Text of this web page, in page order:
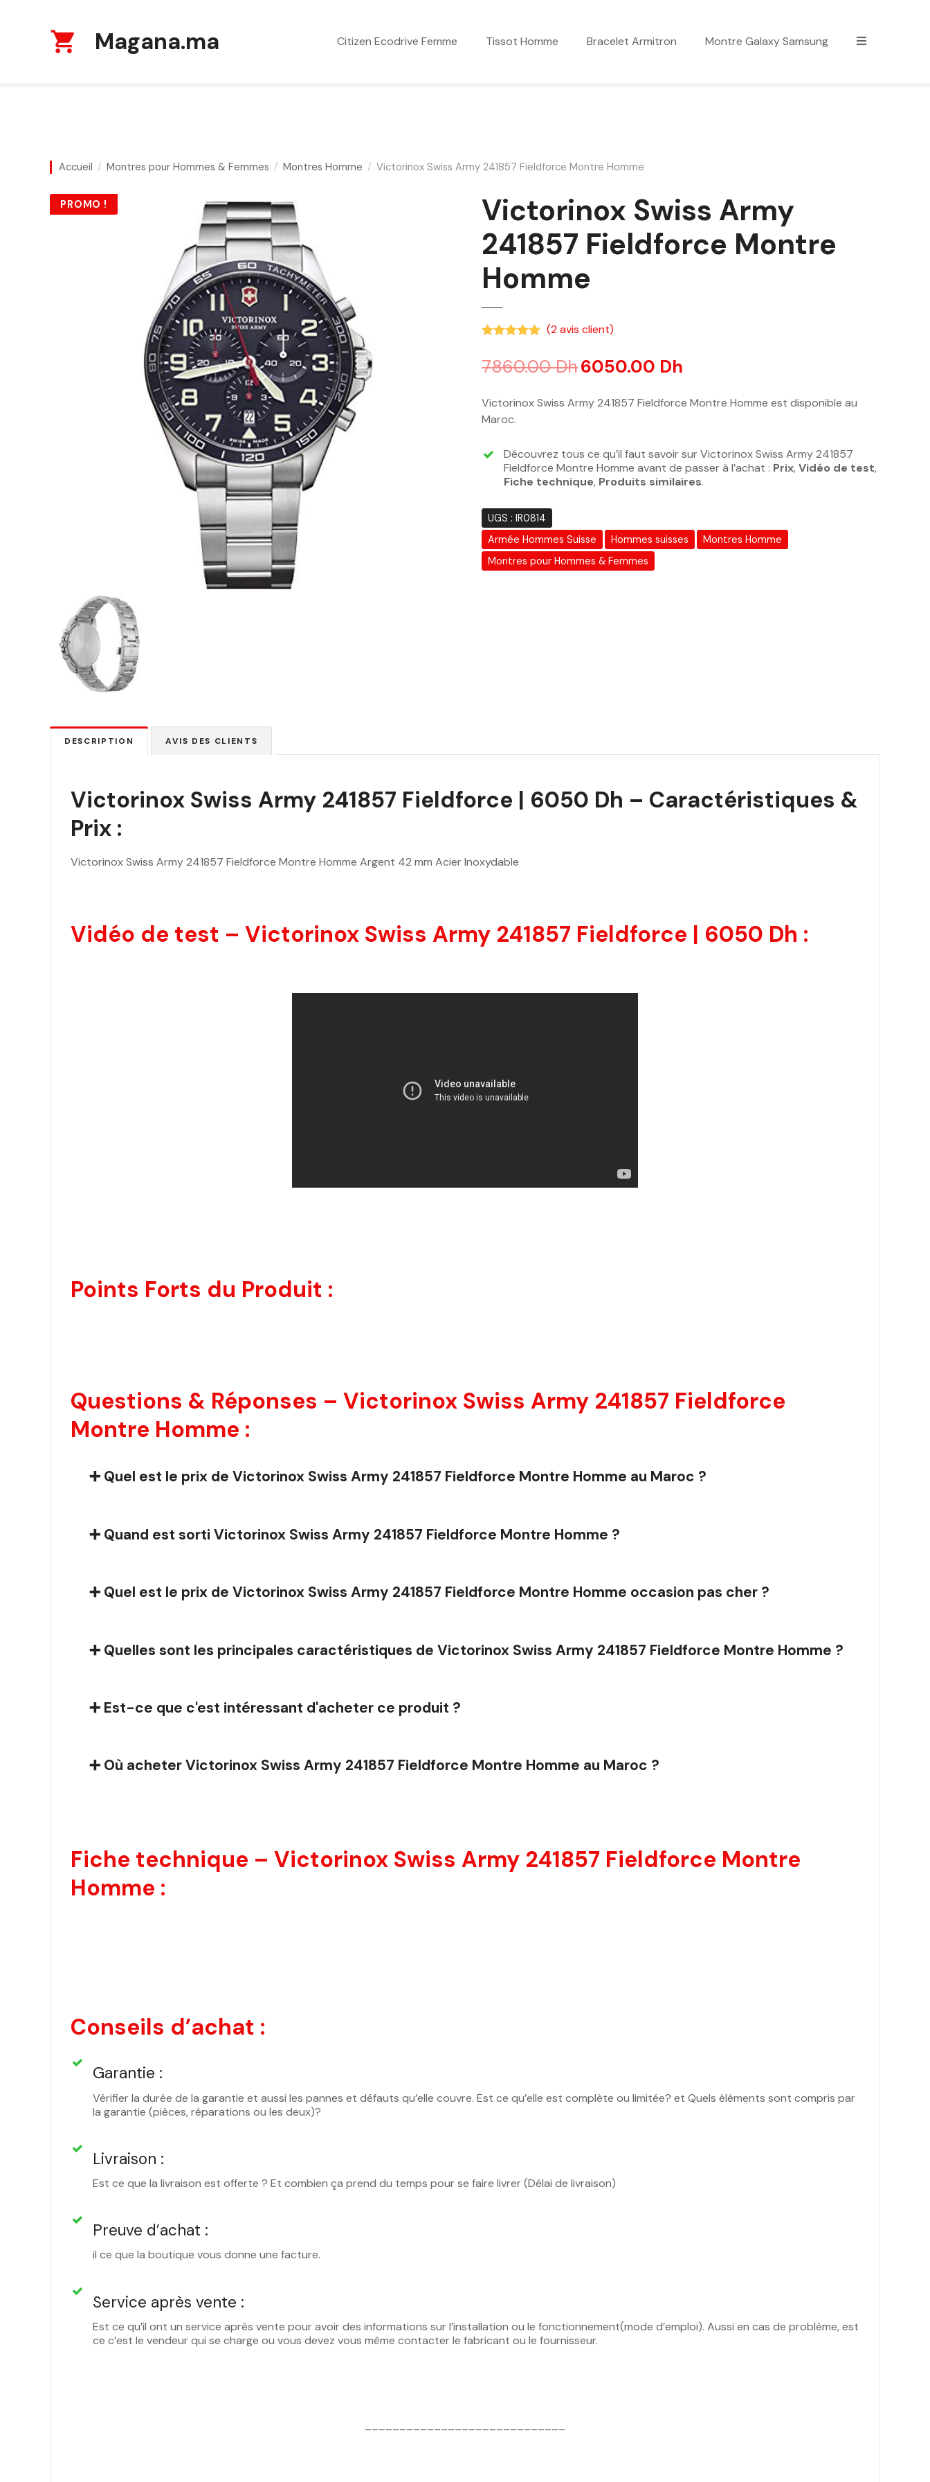
Magana.ma Citizen Ecodrive Femme Tissot Homme Bracelet Armitron Montre Galaxy Samsung
Accueil Montres pour Hommes & Femmes Montres Homme Victorinox Swiss Army 241857 Fieldforce Montre Homme
PROMO !
Victorinox Swiss Army
241857 Fieldforce Montre
Homme
(2avis client)
7860.00Dh6050.00 Dh
Victorinox Swiss Army 241857 Fieldforce Montre Homme est disponible au
Maroc.
Découvrez tous ce qu’il faut savoir sur Victorinox Swiss Army 241857
Fieldforce Montre Homme avant de passer à l’achat : Prix, Vidéo de test,
Fiche technique, Produits similaires.
UGS : IR0814
Armée Hommes Suisse
Hommes suisses
Montres Homme
Montres pour Hommes & Femmes
DESCRIPTION AVIS DES CLIENTS
Victorinox Swiss Army 241857 Fieldforce | 6050 Dh – Caractéristiques &
Prix :
Victorinox Swiss Army 241857 Fieldforce Montre Homme Argent 42 mm Acier Inoxydable
Vidéo de test – Victorinox Swiss Army 241857 Fieldforce | 6050 Dh :
Points Forts du Produit :
Questions & Réponses – Victorinox Swiss Army 241857 Fieldforce
Montre Homme :
➕ Quel est le prix de Victorinox Swiss Army 241857 Fieldforce Montre Homme au Maroc ?
➕ Quand est sorti Victorinox Swiss Army 241857 Fieldforce Montre Homme ?
➕ Quel est le prix de Victorinox Swiss Army 241857 Fieldforce Montre Homme occasion pas cher ?
➕ Quelles sont les principales caractéristiques de Victorinox Swiss Army 241857 Fieldforce Montre Homme ?
➕ Est-ce que c'est intéressant d'acheter ce produit ?
➕ Où acheter Victorinox Swiss Army 241857 Fieldforce Montre Homme au Maroc ?
Fiche technique – Victorinox Swiss Army 241857 Fieldforce Montre
Homme :
Conseils d’achat :
Garantie :
Vérifier la durée de la garantie et aussi les pannes et défauts qu’elle couvre. Est ce qu’elle est complète ou limitée? et Quels éléments sont compris par
la garantie (pièces, réparations ou les deux)?
Livraison :
Est ce que la livraison est offerte ? Et combien ça prend du temps pour se faire livrer (Délai de livraison)
Preuve d’achat :
il ce que la boutique vous donne une facture.
Service après vente :
Est ce qu’il ont un service après vente pour avoir des informations sur l’installation ou le fonctionnement(mode d’emploi). Aussi en cas de problème, est
ce c’est le vendeur qui se charge ou vous devez vous même contacter le fabricant ou le fournisseur.